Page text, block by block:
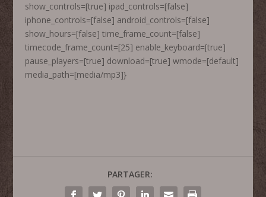
show_controls=[true] ipad_controls=[false]
iphone_controls=[false] android_controls=[false]
show_hours=[false] time_frame_count=[false]
timecode_frame_count=[25] enable_keyboard=[true]
pause_players=[true] download=[true] wmode=[default]
media_path=[media/mp3]}
PARTAGER: